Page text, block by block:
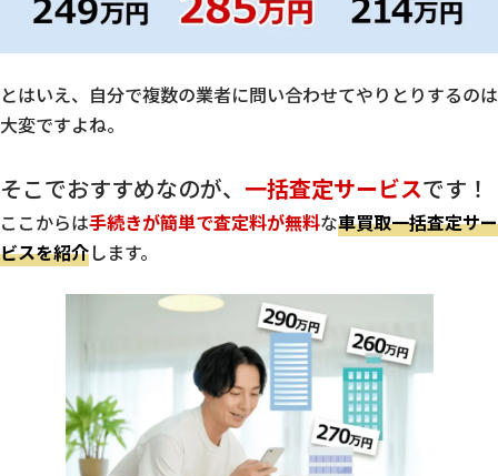
とはいえ、自分で複数の業者に問い合わせてやりとりするのは
大変ですよね。
そこでおすすめなのが、 一括査定サービスです！
ここからは手続きが簡単で査定料が無料な車買取一括査定サー
ビスを紹介します。